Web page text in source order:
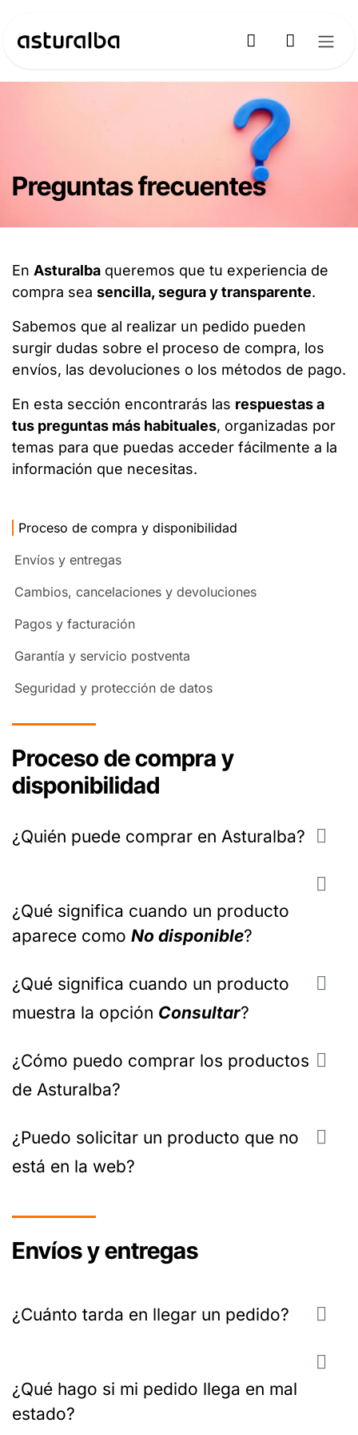
Preguntas frecuentes
En Asturalba queremos que tu experiencia de
compra sea sencilla, segura y transparente.
Sabemos que al realizar un pedido pueden
surgir dudas sobre el proceso de compra, los
envíos, las devoluciones o los métodos de pago.
En esta sección encontrarás las respuestas a
tus preguntas más habituales, organizadas por
temas para que puedas acceder fácilmente a la
información que necesitas.
​Proceso de compra y disponibilidad
Envíos y entregas
Cambios, cancelaciones y devoluciones
Pagos y facturación
Garantía y servicio postventa
Seguridad y protección de datos
​Proceso de compra y
disponibilidad
¿Quién puede comprar en Asturalba?
¿Qué significa cuando un producto
aparece como No disponible?
¿Qué significa cuando un producto
muestra la opción Consultar?
¿Cómo puedo comprar los productos
de Asturalba?
¿Puedo solicitar un producto que no
está en la web?
Envíos y entregas
¿Cuánto tarda en llegar un pedido?
¿Qué hago si mi pedido llega en mal
estado?